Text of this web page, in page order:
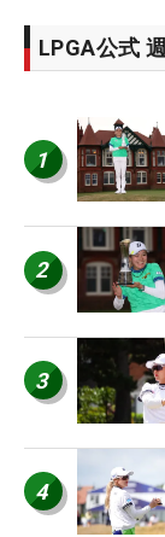
LPGA公式
1
2
3
4